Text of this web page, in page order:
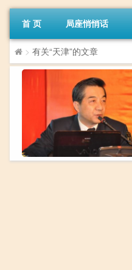
首 页 局座悄悄话
> 有关“天津”的文章